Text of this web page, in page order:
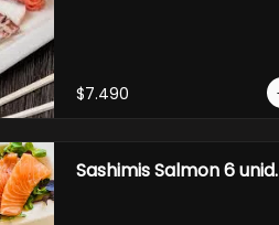
$7.490
Sashimis Salmon 6 unid.